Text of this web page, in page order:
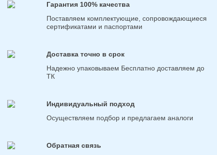
Гарантия 100% качества
Поставляем комплектующие, сопровождающиеся
сертификатами и паспортами
Доставка точно в срок
Надежно упаковываем Бесплатно доставляем до
ТК
Индивидуальный подход
Осуществляем подбор и предлагаем аналоги
Обратная связь